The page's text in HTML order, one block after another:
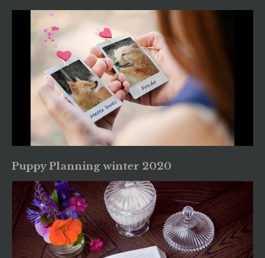
Puppy Planning winter 2020